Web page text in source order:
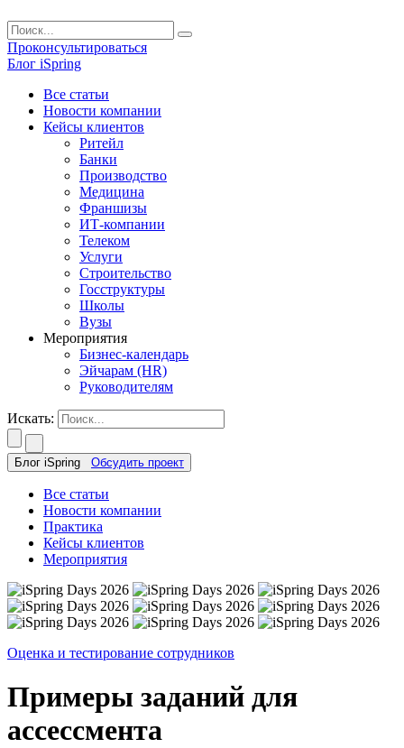
Проконсультироваться
Блог iSpring
Все статьи
Новости компании
Кейсы клиентов
Ритейл
Банки
Производство
Медицина
Франшизы
ИТ-компании
Телеком
Услуги
Строительство
Госструктуры
Школы
Вузы
Мероприятия
Бизнес-календарь
Эйчарам (HR)
Руководителям
Искать:
Блог iSpring Обсудить проект
Все статьи
Новости компании
Практика
Кейсы клиентов
Мероприятия
Оценка и тестирование сотрудников
Примеры заданий для
ассессмента